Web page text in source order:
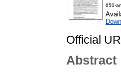
650-
Official
Abstract